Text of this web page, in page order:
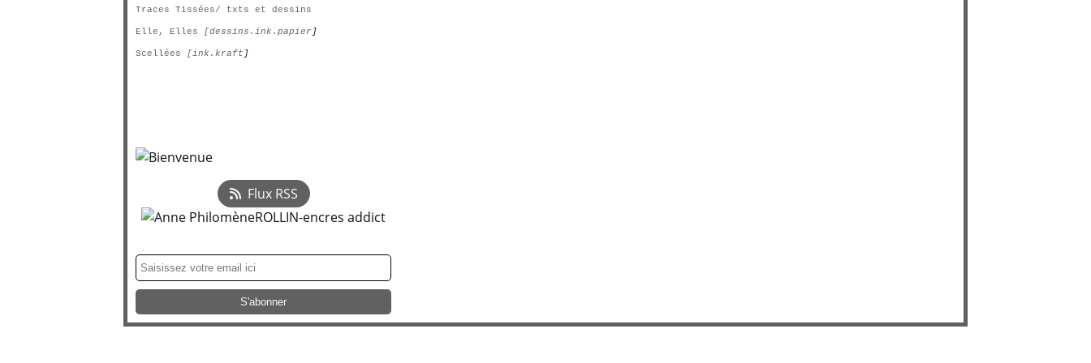
Traces Tissées/ txts et dessins
Elle, Elles [dessins.ink.papier ]
Scellées [ink.kraft ]
Flux RSS